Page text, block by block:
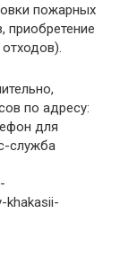
пожарных
приобретение
по адресу:
для
служба
khakasii-